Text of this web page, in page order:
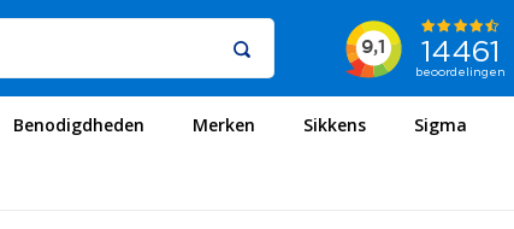
Benodigdheden Merken Sikkens Sigma